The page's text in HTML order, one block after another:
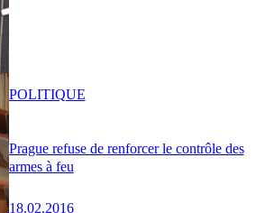
Prague refuse de renforcer le contrôle des
armes à feu
18.02.2016
POLITIQUE